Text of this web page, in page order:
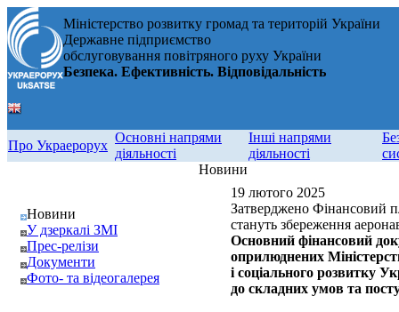
Міністерство розвитку громад та територій України
Державне підприємство
обслуговування повітряного руху України
Безпека. Ефективність. Відповідальність
Про Украерорух
Основні напрями
діяльності
Інші напрями
діяльності
Новини
У дзеркалі ЗМІ
Прес-релізи
Документи
Фото- та відеогалерея
Новини
19 лютого 2025
Затверджено Фінансовий
стануть збереження
Основний фінансовий
оприлюднених
і соціального розвитку
до складних умов та